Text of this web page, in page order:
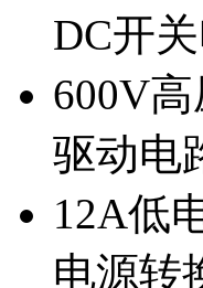
DC开关
600V
驱动电
12A低
电源转